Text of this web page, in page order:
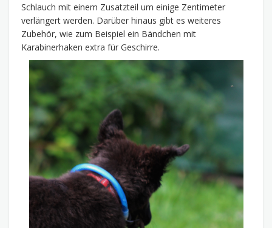
Schlauch mit einem Zusatzteil um einige Zentimeter
verlängert werden. Darüber hinaus gibt es weiteres
Zubehör, wie zum Beispiel ein Bändchen mit
Karabinerhaken extra für Geschirre.